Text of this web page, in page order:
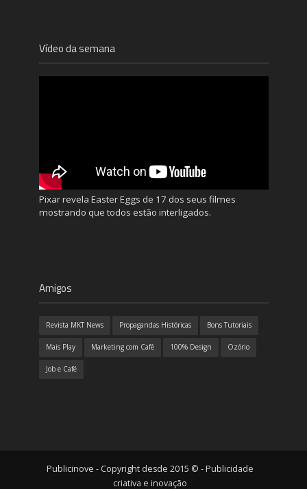
Vídeo da semana
Pixar revela Easter Eggs de 17 dos seus filmes
mostrando que todos estão interligados.
Amigos
Revista MKT News Propagandas Históricas Bons Tutoriais
Mais Play Marketing com Café 100% Design Ozório
Job e Café
Publicinove - Copyright desde 2015 © - Publicidade
criativa e inovação